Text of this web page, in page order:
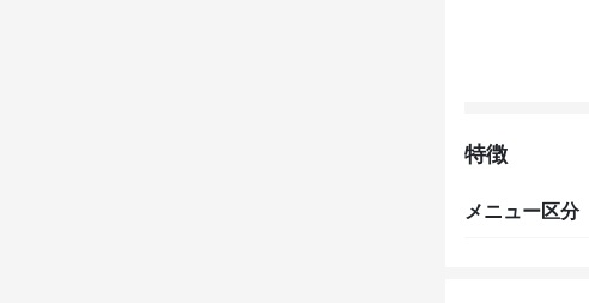
特徴
メニュー区分